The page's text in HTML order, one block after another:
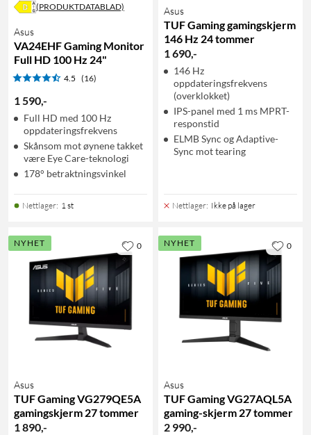
(PRODUKTDATABLAD)
Asus
VA24EHF Gaming Monitor
Full HD 100 Hz 24"
4.5 (16)
1 590,-
Full HD med 100 Hz
oppdateringsfrekvens
Skånsom mot øynene takket
være Eye Care-teknologi
178° betraktningsvinkel
Nettlager: 1 st
Asus
TUF Gaming gamingskjerm
146 Hz 24 tommer
1 690,-
146 Hz
oppdateringsfrekvens
(overklokket)
IPS-panel med 1 ms MPRT-
responstid
ELMB Sync og Adaptive-
Sync mot tearing
Nettlager: Ikke på lager
NYHET
Asus
TUF Gaming VG279QE5A
gamingskjerm 27 tommer
1 890,-
0 NYHET
Asus
TUF Gaming VG27AQL5A
gaming-skjerm 27 tommer
2 990,-
0